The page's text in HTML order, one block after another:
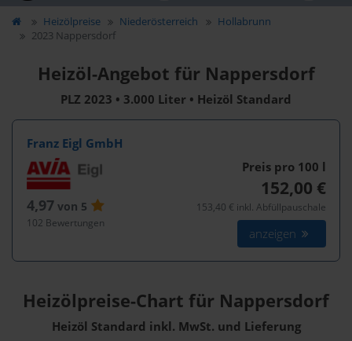
Heizölpreise Niederösterreich
Hollabrunn
2023 Nappersdorf
Heizöl-Angebot für Nappersdorf
PLZ 2023 • 3.000 Liter • Heizöl Standard
Franz Eigl GmbH
4,97von 5
102 Bewertungen
Preis pro 100 l
152,00 €
153,40 € inkl. Abfüllpauschale
anzeigen
Heizölpreise-Chart für Nappersdorf
Heizöl Standard inkl. MwSt. und Lieferung